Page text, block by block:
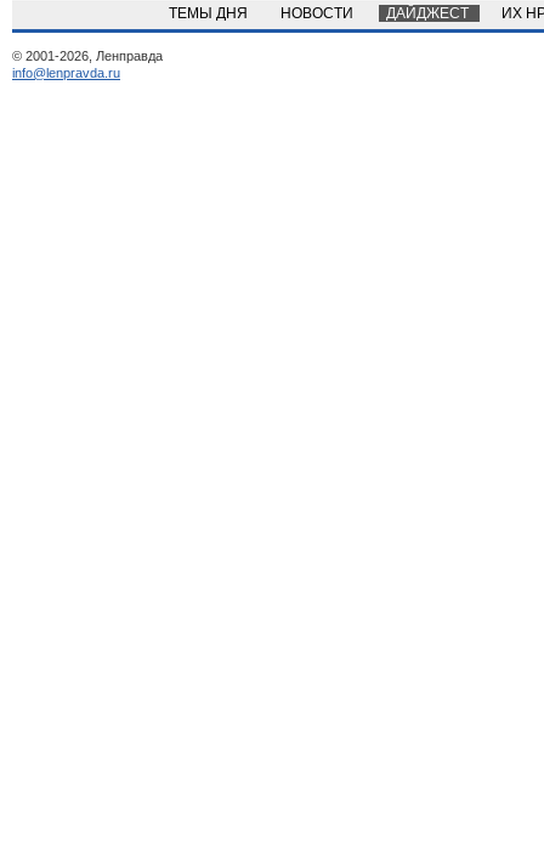
ТЕМЫ ДНЯ НОВОСТИ ДАЙДЖЕСТ ИХ
© 2001-2026, Ленправда
info@lenpravda.ru